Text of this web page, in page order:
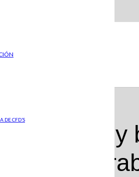
DE CFD’S
del ‘baby
falta de